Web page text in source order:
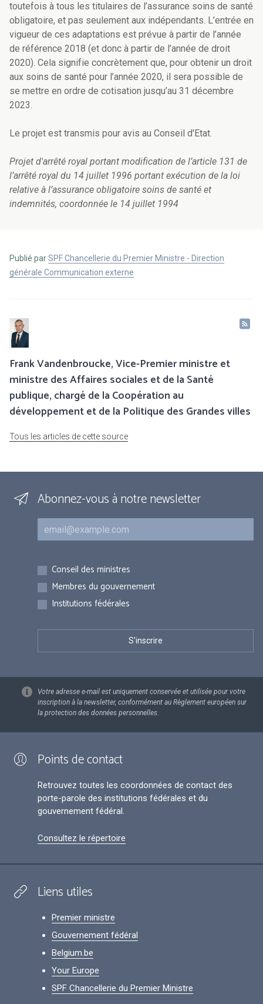
toutefois à tous les titulaires de l’assurance soins de santé
obligatoire, et pas seulement aux indépendants. L’entrée en
vigueur de ces adaptations est prévue à partir de l’année
de référence 2018 (et donc à partir de l’année de droit
2020). Cela signifie concrètement que, pour obtenir un droit
aux soins de santé pour l’année 2020, il sera possible de
se mettre en ordre de cotisation jusqu’au 31 décembre
2023.
Le projet est transmis pour avis au Conseil d'Etat.
Projet d'arrêté royal portant modification de l’article 131 de
l’arrêté royal du 14 juillet 1996 portant exécution de la loi
relative à l’assurance obligatoire soins de santé et
indemnités, coordonnée le 14 juillet 1994
Publié parSPF Chancellerie du Premier Ministre - Direction
générale Communication externe
Frank Vandenbroucke, Vice-Premier ministre et
ministre des Affaires sociales et de la Santé
publique, chargé de la Coopération au
développement et de la Politique des Grandes villes
Tous les articles de cette source
Abonnez-vous à notre newsletter
Courriel
Inscriptions
Conseil des ministres
Membres du gouvernement
Institutions fédérales
Votre adresse e-mail est uniquement conservée et utilisée pour votre
inscription à la newsletter, conformément au Règlement européen sur
la protection des données personnelles.
Points de contact
Retrouvez toutes les coordonnées de contact des
porte-parole des institutions fédérales et du
gouvernement fédéral.
Consultez le répertoire
Liens utiles
Premier ministre
Gouvernement fédéral
Belgium.be
Your Europe
SPF Chancellerie du Premier Ministre